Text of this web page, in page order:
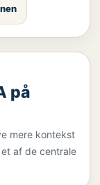
på
mere kontekst
af de centrale